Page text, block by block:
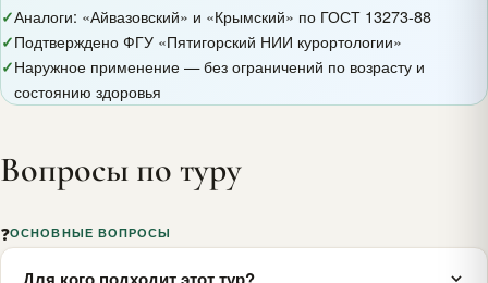
✓Аналоги: «Айвазовский» и «Крымский» по ГОСТ 13273-88
✓Подтверждено ФГУ «Пятигорский НИИ курортологии»
✓Наружное применение — без ограничений по возрасту и
состоянию здоровья
Вопросы по туру
❓ОСНОВНЫЕ ВОПРОСЫ